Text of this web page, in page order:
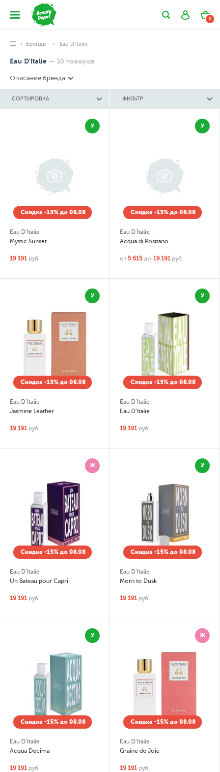
0
Бренды Eau D'Italie
Eau D'Italie — 10 товаров
Описание бренда
СОРТИРОВКА ФИЛЬТР
У
Скидка -15% до 08.08
Eau D'Italie
Mystic Sunset
19 191 руб.
У
Скидка -15% до 08.08
Eau D'Italie
Acqua di Positano
от5 615 до 19 191 руб.
У
Скидка -15% до 08.08
Eau D'Italie
Jasmine Leather
19 191 руб.
У
Скидка -15% до 08.08
Eau D'Italie
Eau D'Italie
19 191 руб.
Ж
Скидка -15% до 08.08
Eau D'Italie
Un Bateau pour Capri
19 191 руб.
У
Скидка -15% до 08.08
Eau D'Italie
Morn to Dusk
19 191 руб.
У
Скидка -15% до 08.08
Eau D'Italie
Acqua Decima
19 191 руб.
Ж
Скидка -15% до 08.08
Eau D'Italie
Graine de Joie
19 191 руб.